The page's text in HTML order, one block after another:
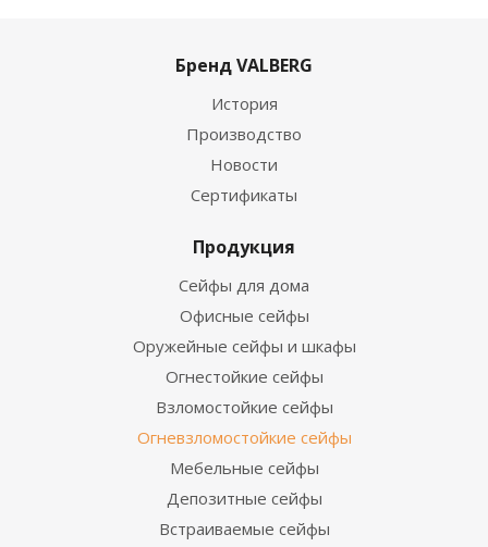
Бренд VALBERG
История
Производство
Новости
Сертификаты
Продукция
Сейфы для дома
Офисные сейфы
Оружейные сейфы и шкафы
Огнестойкие сейфы
Взломостойкие сейфы
Огневзломостойкие сейфы
Мебельные сейфы
Депозитные сейфы
Встраиваемые сейфы